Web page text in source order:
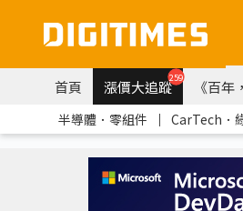
首頁 漲價大追蹤259 《百
半導體．零組件 ｜ CarTech．